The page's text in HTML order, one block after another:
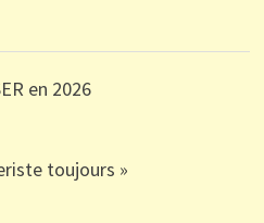
en 2026
toujours »